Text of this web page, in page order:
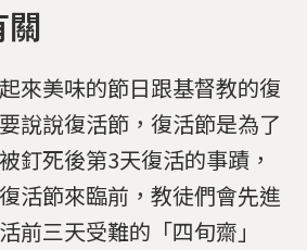
來美味的節日跟基督教的復
說說復活節，復活節是為了
釘死後第3天復活的事蹟，
活節來臨前，教徒們會先進
前三天受難的「四旬齋」